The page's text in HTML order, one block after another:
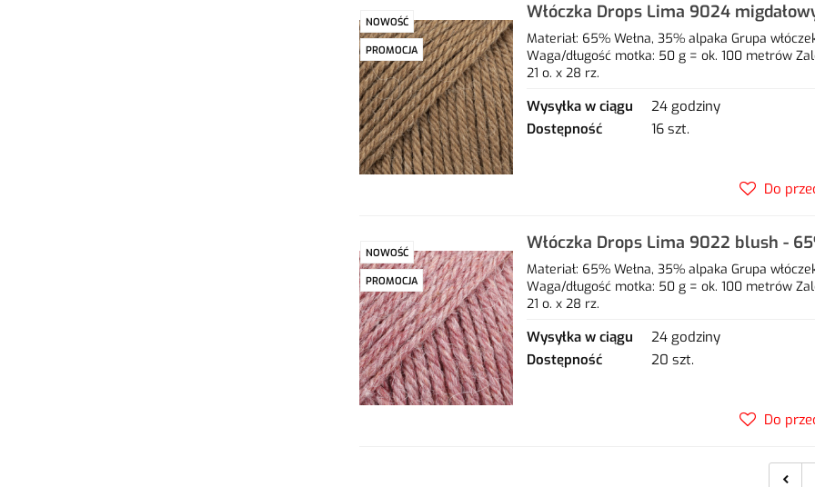
NOWOŚĆ
PROMOCJA
Włóczka Drops Lima 9024
alpaka
Materiał: 65% Wełna, 35% alpaka Grupa
Waga/długość motka: 50 g = ok. 100 metrów
21 o. x 28 rz.
Wysyłka w ciągu
24 godziny
Dostępność
16 szt.
Do
NOWOŚĆ
PROMOCJA
Włóczka Drops Lima 9022 blush -
alpaka
Materiał: 65% Wełna, 35% alpaka Grupa
Waga/długość motka: 50 g = ok. 100 metrów
21 o. x 28 rz.
Wysyłka w ciągu
24 godziny
Dostępność
20 szt.
Do